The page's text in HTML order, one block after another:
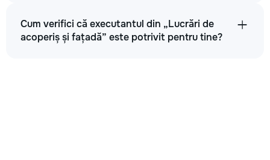
Cum verifici că executantul din „Lucrări de
acoperiș și fațadă” este potrivit pentru tine?